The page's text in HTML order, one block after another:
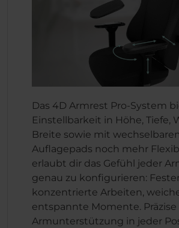
Das 4D Armrest Pro-System
Einstellbarkeit in Höhe, Tiefe,
Breite sowie mit wechselbaren
Auflagepads noch mehr
erlaubt dir das Gefühl jeder
genau zu konfigurieren:
konzentrierte Arbeiten,
entspannte Momente. Präzise
Armunterstützung in jeder